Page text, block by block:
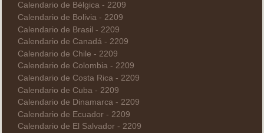
Calendario de Bélgica - 2209
Calendario de Bolivia - 2209
Calendario de Brasil - 2209
Calendario de Canadá - 2209
Calendario de Chile - 2209
Calendario de Colombia - 2209
Calendario de Costa Rica - 2209
Calendario de Cuba - 2209
Calendario de Dinamarca - 2209
Calendario de Ecuador - 2209
Calendario de El Salvador - 2209